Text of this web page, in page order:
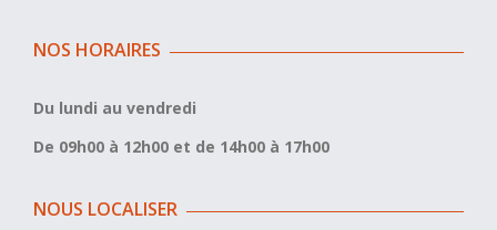
NOS HORAIRES
Du lundi au vendredi
De 09h00 à 12h00 et de 14h00 à 17h00
NOUS LOCALISER